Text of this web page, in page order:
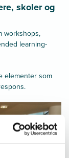
skoler og
workshops,
learning-
elementer som